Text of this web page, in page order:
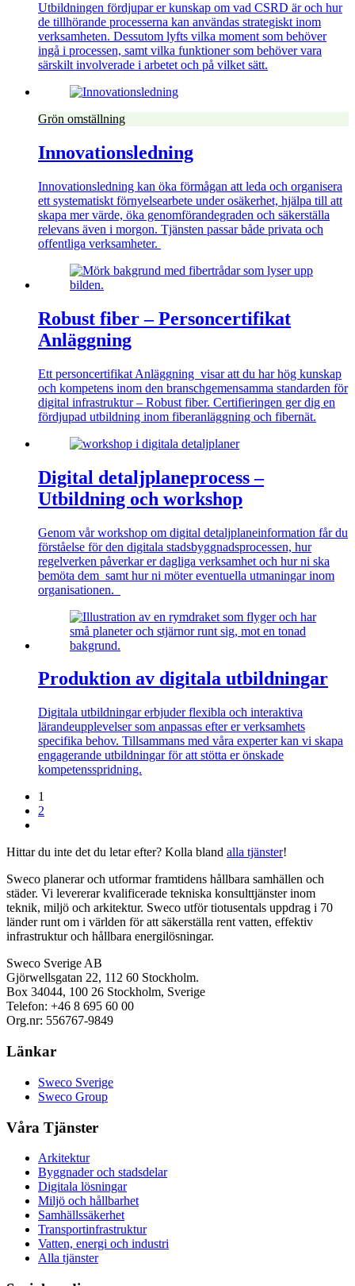
Utbildningen fördjupar er kunskap om vad CSRD är och hur
de tillhörande processerna kan användas strategiskt inom
verksamheten. Dessutom lyfts vilka moment som behöver
ingå i processen, samt vilka funktioner som behöver vara
särskilt involverade i arbetet och på vilket sätt.
Grön omställning
Innovationsledning
Innovationsledning kan öka förmågan att leda och organisera
ett systematiskt förnyelsearbete under osäkerhet, hjälpa till att
skapa mer värde, öka genomförandegraden och säkerställa
relevans även i morgon. Tjänsten passar både privata och
offentliga verksamheter.
Robust fiber – Personcertifikat
Anläggning
Ett personcertifikat Anläggning visar att du har hög kunskap
och kompetens inom den branschgemensamma standarden för
digital infrastruktur – Robust fiber. Certifieringen ger dig en
fördjupad utbildning inom fiberanläggning och fibernät.
Digital detaljplaneprocess –
Utbildning och workshop
Genom vår workshop om digital detaljplaneinformation får du
förståelse för den digitala stadsbyggnadsprocessen, hur
regelverken påverkar er dagliga verksamhet och hur ni ska
bemöta dem samt hur ni möter eventuella utmaningar inom
organisationen.
Produktion av digitala utbildningar
Digitala utbildningar erbjuder flexibla och interaktiva
lärandeupplevelser som anpassas efter er verksamhets
specifika behov. Tillsammans med våra experter kan vi skapa
engagerande utbildningar för att stötta er önskade
kompetensspridning.
1
2
Hittar du inte det du letar efter? Kolla bland alla tjänster!
Sweco planerar och utformar framtidens hållbara samhällen och
städer. Vi levererar kvalificerade tekniska konsulttjänster inom
teknik, miljö och arkitektur. Sweco utför tiotusentals uppdrag i 70
länder runt om i världen för att säkerställa rent vatten, effektiv
infrastruktur och hållbara energilösningar.
Sweco Sverige AB
Gjörwellsgatan 22, 112 60 Stockholm.
Box 34044, 100 26 Stockholm, Sverige
Telefon: +46 8 695 60 00
Org.nr: 556767-9849
Länkar
Sweco Sverige
Sweco Group
Våra Tjänster
Arkitektur
Byggnader och stadsdelar
Digitala lösningar
Miljö och hållbarhet
Samhällssäkerhet
Transportinfrastruktur
Vatten, energi och industri
Alla tjänster